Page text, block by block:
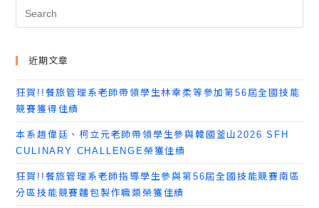
近期文章
狂賀!!餐旅管理系老師帶領學生林幸柔等參加第56屆全國技能
競賽獲得佳績
本系趙偉廷、柯立元老師帶領學生參與韓國釜山2026 SFH
CULINARY CHALLENGE榮獲佳績
狂賀!!餐旅管理系老師指導學生參與第56屆全國技能競賽南區
分區技能競賽麵包製作職類榮獲佳績